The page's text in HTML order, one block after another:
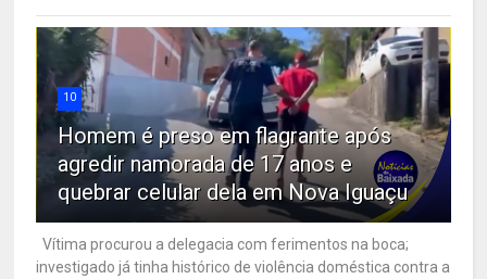
10
Homem é preso em flagrante após
agredir namorada de 17 anos e
quebrar celular dela em Nova Iguaçu
Vítima procurou a delegacia com ferimentos na boca;
investigado já tinha histórico de violência doméstica contra a